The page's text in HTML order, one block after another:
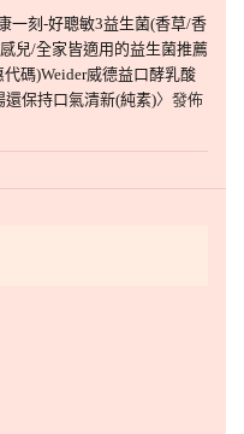
一刻-好聰敏3益生菌(香草/香
兒/全家皆適用的益生菌推薦
碼)Weider威德益口酵乳酸
還保持口氣清新(純素)〉發佈